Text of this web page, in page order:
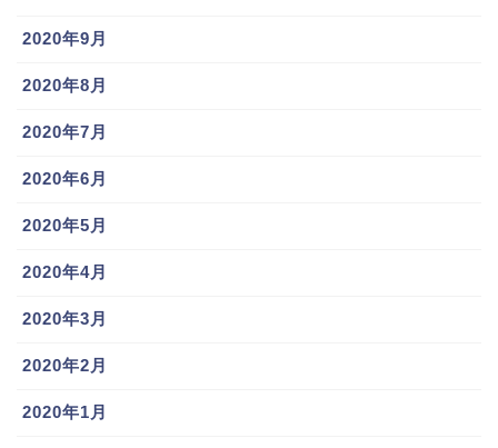
2020年9月
2020年8月
2020年7月
2020年6月
2020年5月
2020年4月
2020年3月
2020年2月
2020年1月